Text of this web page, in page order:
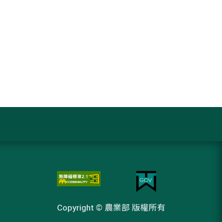
Copyright © 農業部 版權所有